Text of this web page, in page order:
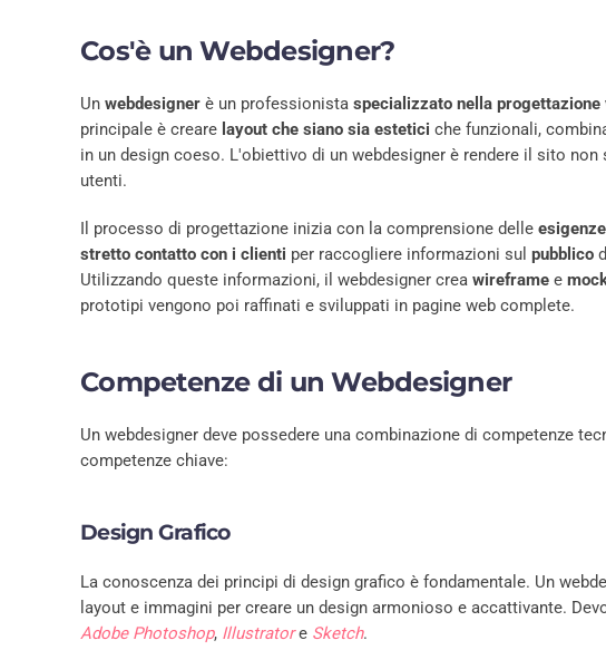
Cos'è un Webdesigner?
Un webdesigner è un professionista specializzato nella progettazione
principale è creare layout che siano sia estetici che funzionali,
in un design coeso. L'obiettivo di un webdesigner è rendere il sito non
utenti.
Il processo di progettazione inizia con la comprensione delle
stretto contatto con i clienti per raccogliere informazioni sul pubblico
Utilizzando queste informazioni, il webdesigner crea wireframe e
prototipi vengono poi raffinati e sviluppati in pagine web complete.
Competenze di un Webdesigner
Un webdesigner deve possedere una combinazione di competenze
competenze chiave:
Design Grafico
La conoscenza dei principi di design grafico è fondamentale. Un
layout e immagini per creare un design armonioso e accattivante.
Adobe Photoshop, Illustratore Sketch.